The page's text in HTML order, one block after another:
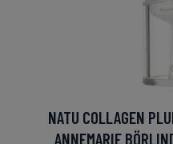
NATU COLLAGEN
ANNEMARIE